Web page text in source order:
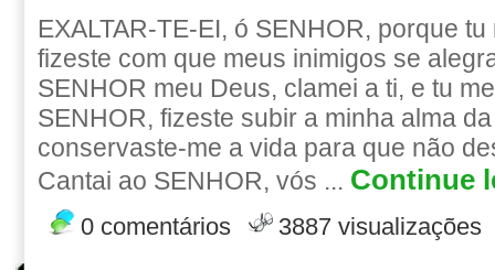
EXALTAR-TE-EI, ó SENHOR, porque
fizeste com que meus inimigos se
SENHOR meu Deus, clamei a ti, e tu
SENHOR, fizeste subir a minha alma
conservaste-me a vida para que não
Cantai ao SENHOR, vós ... Continue
0 comentários 3887 visualizações